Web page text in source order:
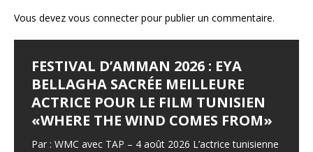
Vous devez vous connecterpour publier un commentaire.
FESTIVAL D’AMMAN 2026 : EYA
BELLAGHA SACRÉE MEILLEURE
ACTRICE POUR LE FILM TUNISIEN
«WHERE THE WIND COMES FROM»
Par : WMC avec TAP – 4 août 2026 L’actrice tunisienne